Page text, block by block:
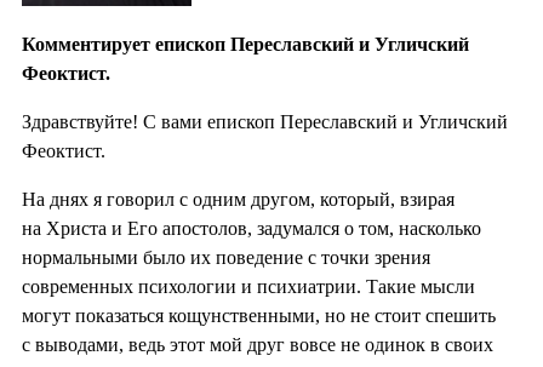
Комментирует епископ Переславский и Угличский
Феоктист.
Здравствуйте! С вами епископ Переславский и Угличский
Феоктист.
На днях я говорил с одним другом, который, взирая
на Христа и Его апостолов, задумался о том, насколько
нормальными было их поведение с точки зрения
современных психологии и психиатрии. Такие мысли
могут показаться кощунственными, но не стоит спешить
с выводами, ведь этот мой друг вовсе не одинок в своих